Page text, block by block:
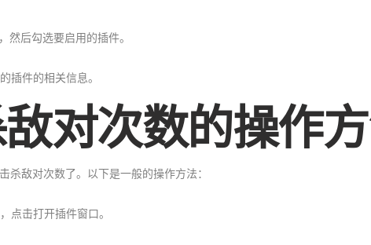
然后勾选要启用的插件。
插件的相关信息。
对次数的操作
敌对次数了。以下是一般的操作方法：
点击打开插件窗口。